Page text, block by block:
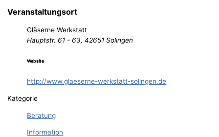
Veranstaltungsort
Gläserne Werkstatt
Hauptstr. 61 - 63, 42651 Solingen
Website
http://www.glaeserne-werkstatt-solingen.de
Kategorie
Beratung
Information